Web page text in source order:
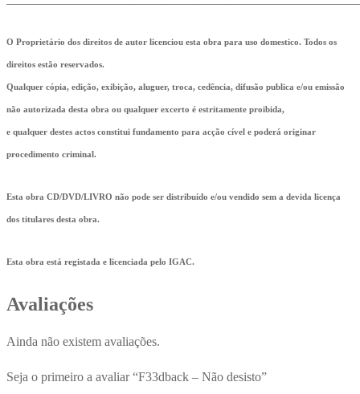
O Proprietário dos direitos de autor licenciou esta obra para uso domestico. Todos os
direitos estão reservados.
Qualquer cópia, edição, exibição, aluguer, troca, cedência, difusão publica e/ou emissão
não autorizada desta obra ou qualquer excerto é estritamente proibida,
e qualquer destes actos constitui fundamento para acção cível e poderá originar
procedimento criminal.
Esta obra CD/DVD/LIVRO não pode ser distribuído e/ou vendido sem a devida licença
dos titulares desta obra.
Esta obra está registada e licenciada pelo IGAC.
Avaliações
Ainda não existem avaliações.
Seja o primeiro a avaliar “F33dback – Não desisto”